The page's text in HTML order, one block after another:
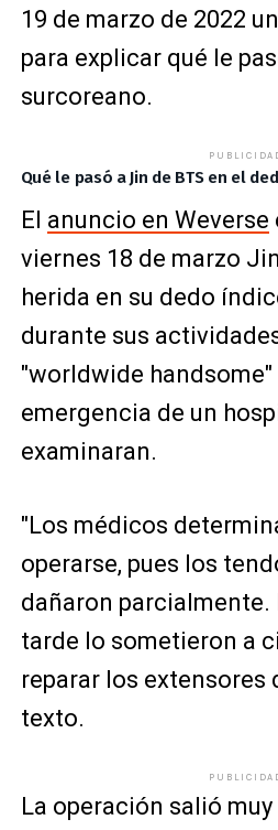
19 de marzo de 2022
para explicar qué le
surcoreano.
Qué le pasó a Jin de BTS en el
El anuncio en Weverse
viernes 18 de marzo
herida en su dedo
durante sus
"worldwide handsome"
emergencia de un
examinaran.
"Los médicos
operarse, pues los
dañaron parcialmente.
tarde lo sometieron a
reparar los extensores
texto.
La operación salió